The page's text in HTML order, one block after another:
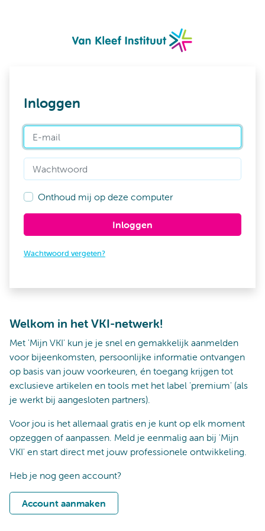
Inloggen
E-mail
Wachtwoord
Onthoud mij op deze computer
Inloggen
Wachtwoord vergeten?
Welkom in het VKI-netwerk!
Met 'Mijn VKI' kun je je snel en gemakkelijk aanmelden
voor bijeenkomsten, persoonlijke informatie ontvangen
op basis van jouw voorkeuren, én toegang krijgen tot
exclusieve artikelen en tools met het label 'premium' (als
je werkt bij aangesloten partners).
Voor jou is het allemaal gratis en je kunt op elk moment
opzeggen of aanpassen. Meld je eenmalig aan bij 'Mijn
VKI' en start direct met jouw professionele ontwikkeling.
Heb je nog geen account?
Account aanmaken